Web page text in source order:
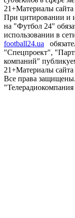
21+Материалы сайта
При цитировании и
на "Футбол 24"
использовании в
football24.ua
"Спецпроект",
компаний"
21+Материалы сайта
Все права